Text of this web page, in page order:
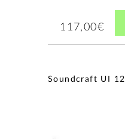
117,00€
Soundcraft UI 12